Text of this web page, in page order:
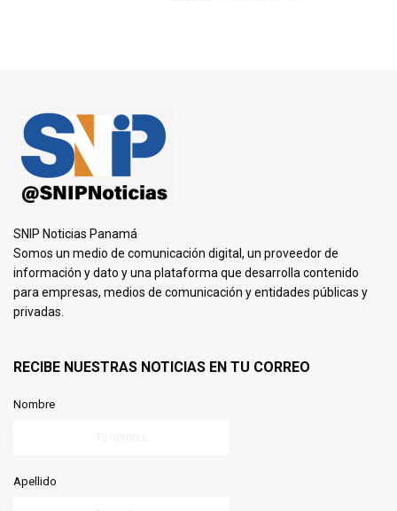
SNIP Noticias Panamá
Somos un medio de comunicación digital, un proveedor de
información y dato y una plataforma que desarrolla contenido
para empresas, medios de comunicación y entidades públicas y
privadas.
RECIBE NUESTRAS NOTICIAS EN TU CORREO
Nombre
Apellido